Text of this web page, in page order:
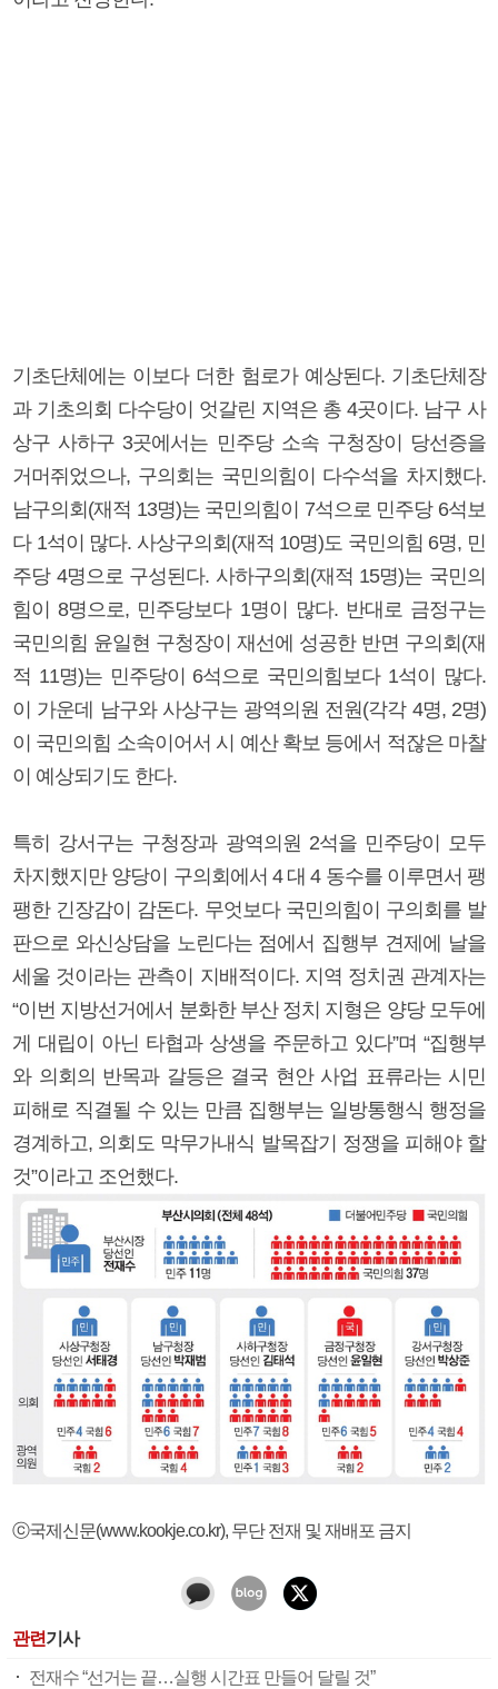
기초단체에는 이보다 더한 험로가 예상된다. 기초단체장
과 기초의회 다수당이 엇갈린 지역은 총 4곳이다. 남구 사
상구 사하구 3곳에서는 민주당 소속 구청장이 당선증을
거머쥐었으나, 구의회는 국민의힘이 다수석을 차지했다.
남구의회(재적 13명)는 국민의힘이 7석으로 민주당 6석보
다 1석이 많다. 사상구의회(재적 10명)도 국민의힘 6명, 민
주당 4명으로 구성된다. 사하구의회(재적 15명)는 국민의
힘이 8명으로, 민주당보다 1명이 많다. 반대로 금정구는
국민의힘 윤일현 구청장이 재선에 성공한 반면 구의회(재
적 11명)는 민주당이 6석으로 국민의힘보다 1석이 많다.
이 가운데 남구와 사상구는 광역의원 전원(각각 4명, 2명)
이 국민의힘 소속이어서 시 예산 확보 등에서 적잖은 마찰
이 예상되기도 한다.
특히 강서구는 구청장과 광역의원 2석을 민주당이 모두
차지했지만 양당이 구의회에서 4 대 4 동수를 이루면서 팽
팽한 긴장감이 감돈다. 무엇보다 국민의힘이 구의회를 발
판으로 와신상담을 노린다는 점에서 집행부 견제에 날을
세울 것이라는 관측이 지배적이다. 지역 정치권 관계자는
“이번 지방선거에서 분화한 부산 정치 지형은 양당 모두에
게 대립이 아닌 타협과 상생을 주문하고 있다”며 “집행부
와 의회의 반목과 갈등은 결국 현안 사업 표류라는 시민
피해로 직결될 수 있는 만큼 집행부는 일방통행식 행정을
경계하고, 의회도 막무가내식 발목잡기 정쟁을 피해야 할
것”이라고 조언했다.
ⓒ국제신문(www.kookje.co.kr), 무단 전재 및 재배포 금지
관련기사
전재수 “선거는 끝…실행 시간표 만들어 달릴 것”